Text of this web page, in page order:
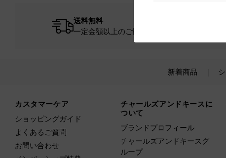
送料無料
一定金額以上のご購入が必要です*
新着商品
カスタマーケア
ショッピングガイド
よくあるご質問
お問い合わせ
チャールズアンドキースに
ついて
ブランドプロフィール
チャールズアンドキースグ
ループ